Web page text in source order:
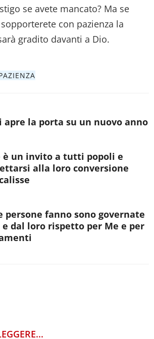
se avete mancato? Ma se
con pazienza la
gradito davanti a Dio.
apre la porta su un nuovo anno
è un invito a tutti popoli e
alla loro conversione
persone fanno sono governate
dal loro rispetto per Me e per